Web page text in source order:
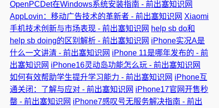
OpenPCDet在Windows系统安装指南 - 前出塞知识网
AppLovin：移动广告技术的革新者 - 前出塞知识网 Xiaomi
手机技术创新与市场表现 - 前出塞知识网 help sb do和
help sb doing的区别解析 - 前出塞知识网 iPhone实况A是
什么一文讲清 - 前出塞知识网 iPhone 11是哪年发布的 - 前
出塞知识网 iPhone16灵动岛功能怎么玩 - 前出塞知识网
如何有效帮助学生提升学习能力 - 前出塞知识网 iPhone互
通关闭：了解与应对 - 前出塞知识网 iPhone17官网开售秒
罄 - 前出塞知识网 iPhone7感叹号无服务解决指南 - 前出